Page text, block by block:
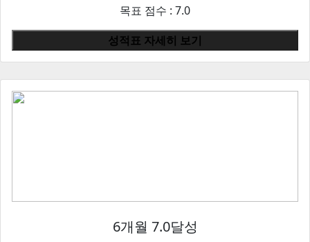
목표 점수 : 7.0
성적표 자세히 보기
6개월 7.0달성